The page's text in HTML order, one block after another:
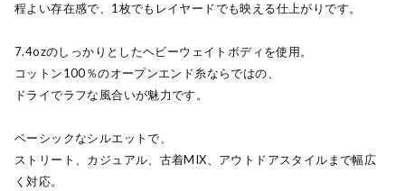
程よい存在感で、1枚でもレイヤードでも映える仕上がりです。
7.4ozのしっかりとしたヘビーウェイトボディを使用。
コットン100％のオープンエンド糸ならではの、
ドライでラフな風合いが魅力です。
ベーシックなシルエットで、
ストリート、カジュアル、古着MIX、アウトドアスタイルまで幅広
く対応。